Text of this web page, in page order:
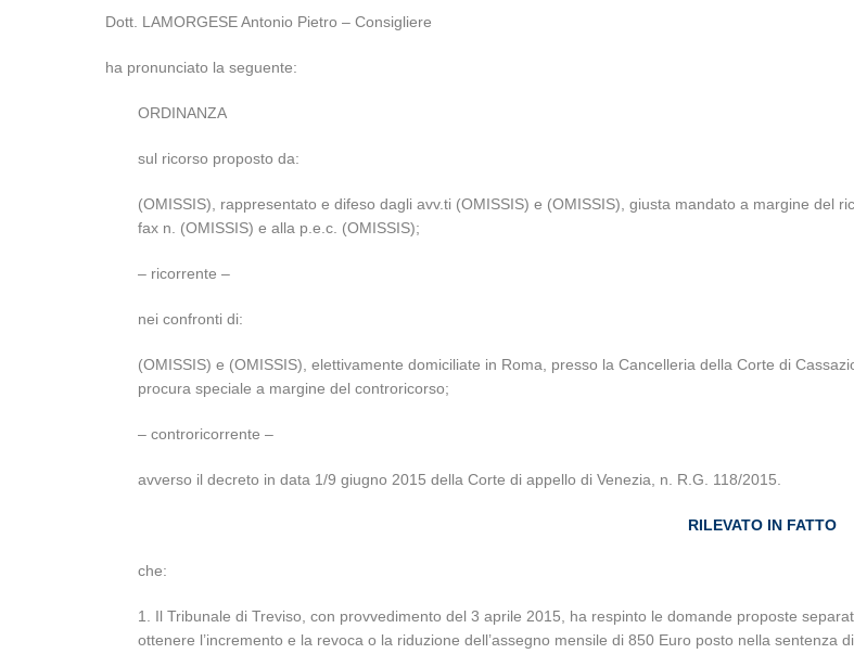
Dott. LAMORGESE Antonio Pietro – Consigliere
ha pronunciato la seguente:
ORDINANZA
sul ricorso proposto da:
(OMISSIS), rappresentato e difeso dagli avv.ti (OMISSIS) e (OMISSIS), giusta mandato a margine del
fax n. (OMISSIS) e alla p.e.c. (OMISSIS);
– ricorrente –
nei confronti di:
(OMISSIS) e (OMISSIS), elettivamente domiciliate in Roma, presso la Cancelleria della Corte di
procura speciale a margine del controricorso;
– controricorrente –
avverso il decreto in data 1/9 giugno 2015 della Corte di appello di Venezia, n. R.G. 118/2015.
RILEVATO IN FATTO
che:
1. Il Tribunale di Treviso, con provvedimento del 3 aprile 2015, ha respinto le domande proposte
ottenere l’incremento e la revoca o la riduzione dell’assegno mensile di 850 Euro posto nella